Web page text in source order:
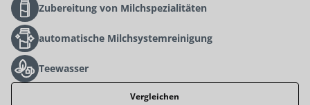
Zubereitung von Milchspezialitäten
automatische Milchsystemreinigung
Teewasser
Vergleichen